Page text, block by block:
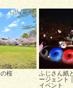
桜
ふじさん紙
ージェント
イベント